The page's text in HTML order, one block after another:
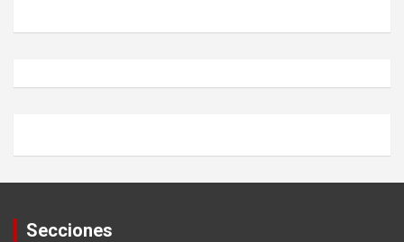
Secciones